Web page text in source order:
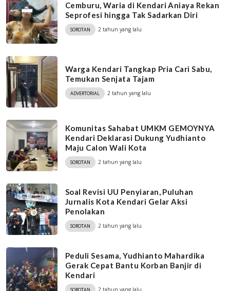
Cemburu, Waria di Kendari Aniaya Rekan
Seprofesi hingga Tak Sadarkan Diri
SOROTAN 2 tahun yang lalu
Warga Kendari Tangkap Pria Cari Sabu,
Temukan Senjata Tajam
ADVERTORIAL 2 tahun yang lalu
Komunitas Sahabat UMKM GEMOYNYA
Kendari Deklarasi Dukung Yudhianto
Maju Calon Wali Kota
SOROTAN 2 tahun yang lalu
Soal Revisi UU Penyiaran, Puluhan
Jurnalis Kota Kendari Gelar Aksi
Penolakan
SOROTAN 2 tahun yang lalu
Peduli Sesama, Yudhianto Mahardika
Gerak Cepat Bantu Korban Banjir di
Kendari
SOROTAN 2 tahun yang lalu